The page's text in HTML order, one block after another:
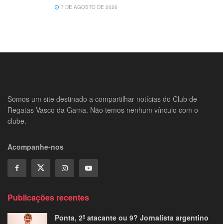
7 DE AGOSTO DE 2026
Somos um site destinado a compartilhar notícias do Club de
Regatas Vasco da Gama. Não temos nenhum vínculo com o
clube.
Acompanhe-nos
Publicações recentes
Ponta, 2º atacante ou 9? Jornalista argentino